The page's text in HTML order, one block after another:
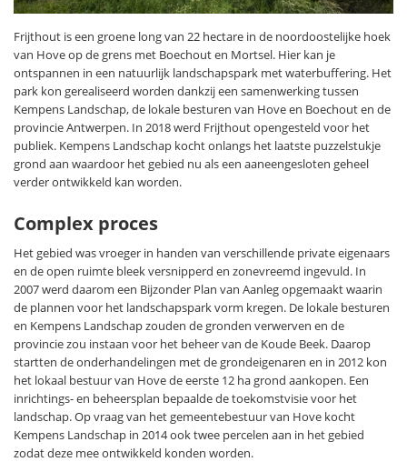
Frijthout is een groene long van 22 hectare in de noordoostelijke hoek
van Hove op de grens met Boechout en Mortsel. Hier kan je
ontspannen in een natuurlijk landschapspark met waterbuffering. Het
park kon gerealiseerd worden dankzij een samenwerking tussen
Kempens Landschap, de lokale besturen van Hove en Boechout en de
provincie Antwerpen. In 2018 werd Frijthout opengesteld voor het
publiek. Kempens Landschap kocht onlangs het laatste puzzelstukje
grond aan waardoor het gebied nu als een aaneengesloten geheel
verder ontwikkeld kan worden.
Complex proces
Het gebied was vroeger in handen van verschillende private eigenaars
en de open ruimte bleek versnipperd en zonevreemd ingevuld. In
2007 werd daarom een Bijzonder Plan van Aanleg opgemaakt waarin
de plannen voor het landschapspark vorm kregen. De lokale besturen
en Kempens Landschap zouden de gronden verwerven en de
provincie zou instaan voor het beheer van de Koude Beek. Daarop
startten de onderhandelingen met de grondeigenaren en in 2012 kon
het lokaal bestuur van Hove de eerste 12 ha grond aankopen. Een
inrichtings- en beheersplan bepaalde de toekomstvisie voor het
landschap. Op vraag van het gemeentebestuur van Hove kocht
Kempens Landschap in 2014 ook twee percelen aan in het gebied
zodat deze mee ontwikkeld konden worden.